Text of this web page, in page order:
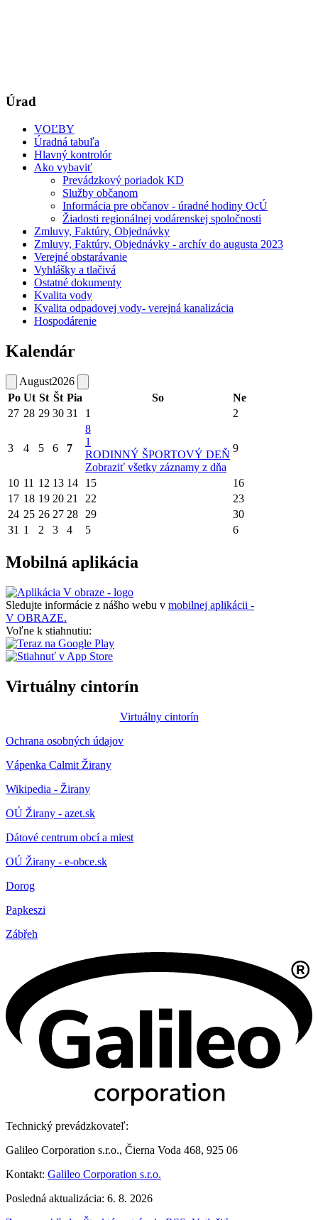
Úrad
VOĽBY
Úradná tabuľa
Hlavný kontrolór
Ako vybaviť
Prevádzkový poriadok KD
Služby občanom
Informácia pre občanov - úradné hodiny OcÚ
Žiadosti regionálnej vodárenskej spoločnosti
Zmluvy, Faktúry, Objednávky
Zmluvy, Faktúry, Objednávky - archív do augusta 2023
Verejné obstarávanie
Vyhlášky a tlačivá
Ostatné dokumenty
Kvalita vody
Kvalita odpadovej vody- verejná kanalizácia
Hospodárenie
Kalendár
August2026
Po Ut St Št Pia So
Ne
27 28 29 30 31 1 2
3 4 5 6 7
8
1
RODINNÝ ŠPORTOVÝ DEŇ
Zobraziť všetky záznamy z dňa
9
10 11 12 13 14 15
16
17 18 19 20 21 22
23
24 25 26 27 28 29
30
31 1 2 3 4 5 6
Mobilná aplikácia
Sledujte informácie z nášho webu v mobilnej aplikácii -
V OBRAZE.
Voľne k stiahnutiu:
Virtuálny cintorín
Virtuálny cintorín
Ochrana osobných údajov
Vápenka Calmit Žirany
Wikipedia - Žirany
OÚ Žirany - azet.sk
Dátové centrum obcí a miest
OÚ Žirany - e-obce.sk
Dorog
Papkeszi
Zábřeh
Technický prevádzkovateľ:
Galileo Corporation s.r.o., Čierna Voda 468, 925 06
Kontakt: Galileo Corporation s.r.o.
Posledná aktualizácia: 6. 8. 2026